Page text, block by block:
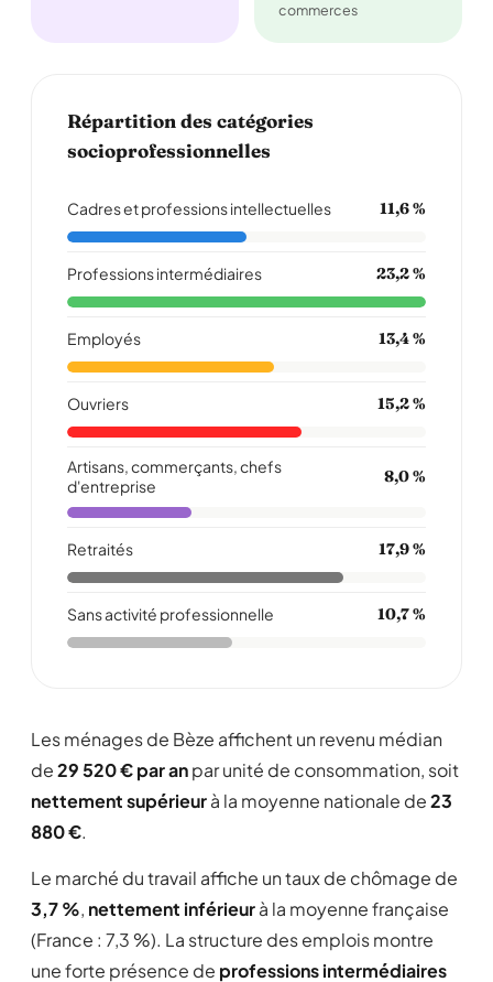
commerces
Répartition des catégories
socioprofessionnelles
Cadres et professions intellectuelles 11,6 %
Professions intermédiaires 23,2 %
Employés 13,4 %
Ouvriers 15,2 %
Artisans, commerçants, chefs
d'entreprise
8,0 %
Retraités 17,9 %
Sans activité professionnelle 10,7 %
Les ménages de Bèze affichent un revenu médian
de29 520 € par anpar unité de consommation, soit
nettement supérieurà la moyenne nationale de23
880 €.
Le marché du travail affiche un taux de chômage de
3,7 %, nettement inférieurà la moyenne française
(France : 7,3 %). La structure des emplois montre
une forte présence de professions intermédiaires